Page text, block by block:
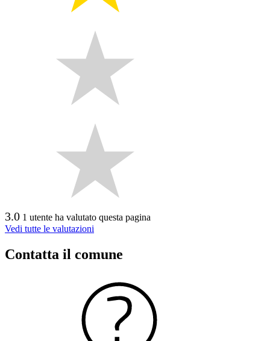
3.0 1 utente ha valutato questa pagina
Vedi tutte le valutazioni
Contatta il comune